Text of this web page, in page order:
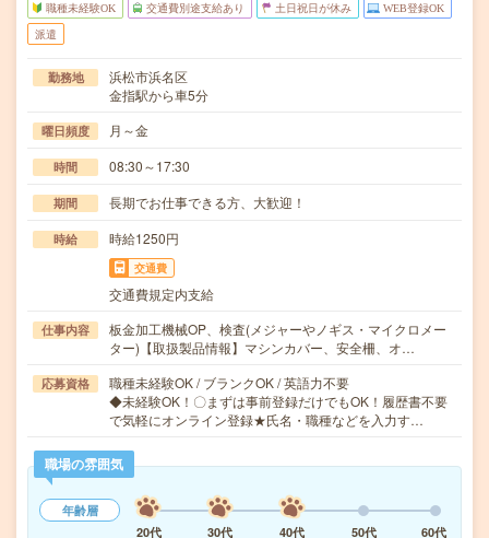
職種未経験OK 交通費別途支給あり 土日祝日が休み WEB登録OK
派遣
勤務地
浜松市浜名区
金指駅から車5分
曜日頻度 月～金
時間 08:30～17:30
期間 長期でお仕事できる方、大歓迎！
時給 時給1250円
交通費
交通費規定内支給
仕事内容
板金加工機械OP、検査(メジャーやノギス・マイクロメー
ター)【取扱製品情報】マシンカバー、安全柵、オ…
応募資格
職種未経験OK / ブランクOK / 英語力不要
◆未経験OK！〇まずは事前登録だけでもOK！履歴書不要
で気軽にオンライン登録★氏名・職種などを入力す…
職場の雰囲気
年齢層
20代
30代 40代 50代 60代